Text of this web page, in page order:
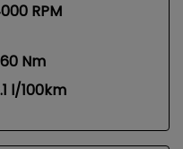
RPM
Nm
l/100km